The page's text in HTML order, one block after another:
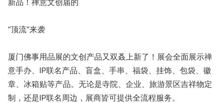
“顶流”来袭
厦门佛事用品展的文创产品又双叒上新了！展会全面展示禅
意手办、IP联名产品、盲盒、手串、福袋、挂饰、包袋、徽
章、冰箱贴等产品。无论是寺院、企业、旅游景区吉祥物定
制，还是IP联名周边，展商皆可提供全流程服务。